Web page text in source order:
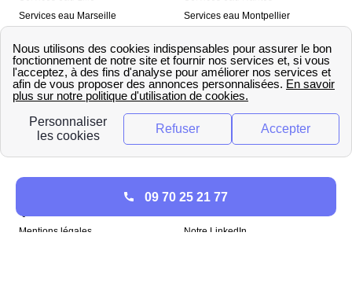
Services eau Marseille
Services eau Toulon
Services eau Montpellier
Services eau Strasbourg
Nos outils
🛁 Simulateur consommation eau
💧 Comparer les fournisseurs
d’eau
Qui sommes-nous ?
Mentions légales
Notre LinkedIn
09 70 25 21 77